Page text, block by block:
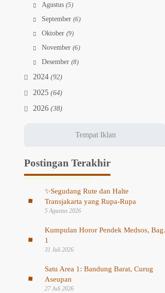
Agustus(5)
September(6)
Oktober(9)
November(6)
Desember(8)
2024(92)
2025(64)
2026(38)
Postingan Terakhir
✨Segudang Rute dan Halte
Transjakarta yang Rupa-Rupa
5 Agustus 2026
Kumpulan Horor Pendek Medsos, Bag.
1
31 Juli 2026
Satu Area 1: Bandung Barat, Curug
Aseupan
27 Juli 2026